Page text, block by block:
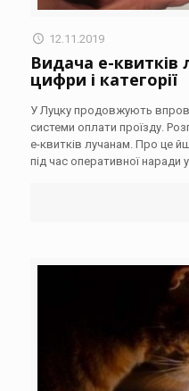
12.11.2019
Видача е-квитків
цифри і категорії
У Луцку продовжують
системи оплати проїзду.
е-квитків лучанам. Про це
під час оперативної наради у